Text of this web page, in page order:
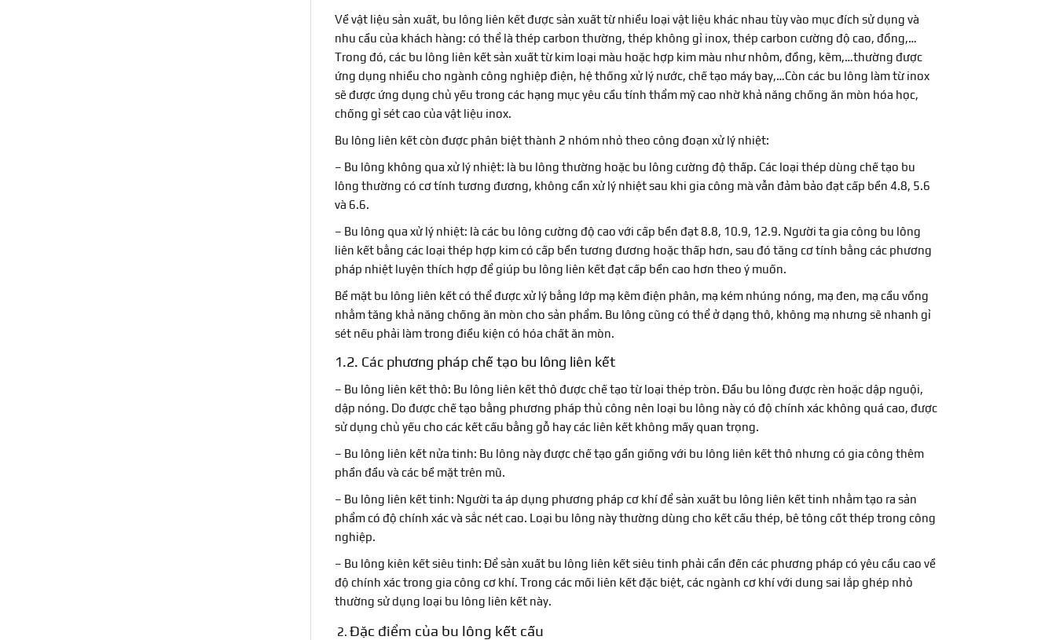
Về vật liệu sản xuất, bu lông liên kết được sản xuất từ nhiều loại vật liệu khác nhau tùy vào mục đích sử dụng và
nhu cầu của khách hàng: có thể là thép carbon thường, thép không gỉ inox, thép carbon cường độ cao, đồng,…
Trong đó, các bu lông liên kết sản xuất từ kim loại màu hoặc hợp kim màu như nhôm, đồng, kẽm,…thường được
ứng dụng nhiều cho ngành công nghiệp điện, hệ thống xử lý nước, chế tạo máy bay,…Còn các bu lông làm từ inox
sẽ được ứng dụng chủ yếu trong các hạng mục yêu cầu tính thẩm mỹ cao nhờ khả năng chống ăn mòn hóa học,
chống gỉ sét cao của vật liệu inox.
Bu lông liên kết còn được phân biệt thành 2 nhóm nhỏ theo công đoạn xử lý nhiệt:
– Bu lông không qua xử lý nhiệt: là bu lông thường hoặc bu lông cường độ thấp. Các loại thép dùng chế tạo bu
lông thường có cơ tính tương đương, không cần xử lý nhiệt sau khi gia công mà vẫn đảm bảo đạt cấp bền 4.8, 5.6
và 6.6.
– Bu lông qua xử lý nhiệt: là các bu lông cường độ cao với cấp bền đạt 8.8, 10.9, 12.9. Người ta gia công bu lông
liên kết bằng các loại thép hợp kim có cấp bền tương đương hoặc thấp hơn, sau đó tăng cơ tính bằng các phương
pháp nhiệt luyện thích hợp để giúp bu lông liên kết đạt cấp bền cao hơn theo ý muốn.
Bề mặt bu lông liên kết có thể được xử lý bằng lớp mạ kẽm điện phân, mạ kém nhúng nóng, mạ đen, mạ cầu vồng
nhằm tăng khả năng chống ăn mòn cho sản phẩm. Bu lông cũng có thể ở dạng thô, không mạ nhưng sẽ nhanh gỉ
sét nếu phải làm trong điều kiện có hóa chất ăn mòn.
1.2. Các phương pháp chế tạo bu lông liên kết
– Bu lông liên kết thô: Bu lông liên kết thô được chế tạo từ loại thép tròn. Đầu bu lông được rèn hoặc dập nguội,
dập nóng. Do được chế tạo bằng phương pháp thủ công nên loại bu lông này có độ chính xác không quá cao, được
sử dụng chủ yếu cho các kết cấu bằng gỗ hay các liên kết không mấy quan trọng.
– Bu lông liên kết nửa tinh: Bu lông này được chế tạo gần giống với bu lông liên kết thô nhưng có gia công thêm
phần đầu và các bề mặt trên mũ.
– Bu lông liên kết tinh: Người ta áp dụng phương pháp cơ khí để sản xuất bu lông liên kết tinh nhằm tạo ra sản
phẩm có độ chính xác và sắc nét cao. Loại bu lông này thường dùng cho kết cấu thép, bê tông cốt thép trong công
nghiệp.
– Bu lông kiên kết siêu tinh: Để sản xuất bu lông liên kết siêu tinh phải cần đến các phương pháp có yêu cầu cao về
độ chính xác trong gia công cơ khí. Trong các mối liên kết đặc biệt, các ngành cơ khí với dung sai lắp ghép nhỏ
thường sử dụng loại bu lông liên kết này.
Đặc điểm của bu lông kết cấu